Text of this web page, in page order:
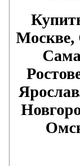
Москве,